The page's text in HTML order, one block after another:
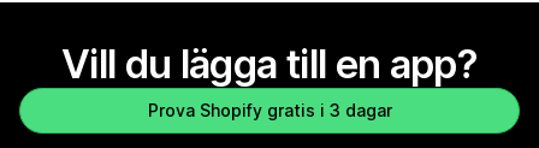
Vill du lägga till en app?
Prova Shopify gratis i 3 dagar